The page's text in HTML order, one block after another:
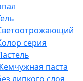
серия
паста